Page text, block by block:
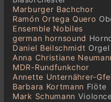
Marburger Bachchor
Ramón Ortega Quero
Ensemble Nobiles
german hornsound
Daniel Beilschmidt Orgel
Anna Christiane
MDR-Rundfunkchor
Annette Unternährer-
Barbara Kortmann Flöte
Mark Schumann